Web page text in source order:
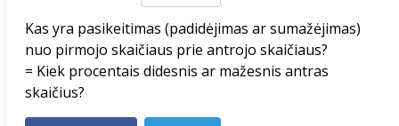
Kas yra pasikeitimas (padidėjimas ar sumažėjimas)
nuo pirmojo skaičiaus prie antrojo skaičiaus?
= Kiek procentais didesnis ar mažesnis antras
skaičius?